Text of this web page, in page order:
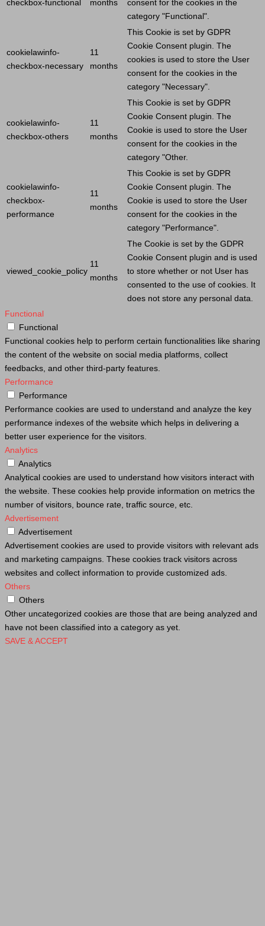
checkbox-functional months
consent for the cookies in the
category "Functional".
cookielawinfo-
checkbox-necessary
11
months
This Cookie is set by GDPR
Cookie Consent plugin. The
cookies is used to store the User
consent for the cookies in the
category "Necessary".
cookielawinfo-
checkbox-others
11
months
This Cookie is set by GDPR
Cookie Consent plugin. The
Cookie is used to store the User
consent for the cookies in the
category "Other.
cookielawinfo-
checkbox-
performance
11
months
This Cookie is set by GDPR
Cookie Consent plugin. The
Cookie is used to store the User
consent for the cookies in the
category "Performance".
viewed_cookie_policy
11
months
The Cookie is set by the GDPR
Cookie Consent plugin and is used
to store whether or not User has
consented to the use of cookies. It
does not store any personal data.
Functional
Functional
Functional cookies help to perform certain functionalities like sharing
the content of the website on social media platforms, collect
feedbacks, and other third-party features.
Performance
Performance
Performance cookies are used to understand and analyze the key
performance indexes of the website which helps in delivering a
better user experience for the visitors.
Analytics
Analytics
Analytical cookies are used to understand how visitors interact with
the website. These cookies help provide information on metrics the
number of visitors, bounce rate, traffic source, etc.
Advertisement
Advertisement
Advertisement cookies are used to provide visitors with relevant ads
and marketing campaigns. These cookies track visitors across
websites and collect information to provide customized ads.
Others
Others
Other uncategorized cookies are those that are being analyzed and
have not been classified into a category as yet.
SAVE & ACCEPT